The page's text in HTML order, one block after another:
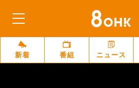
新着 番組 ニュース